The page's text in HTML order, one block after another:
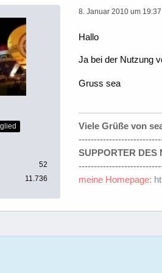
52
11.736
8. Januar 2010 um 19:37
Hallo
Ja bei der Nutzung
Gruss sea
Viele Grüße von
SUPPORTER DES
meine Homepage: